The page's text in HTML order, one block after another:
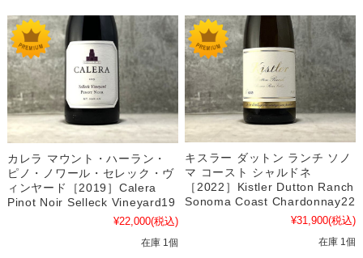
カレラ マウント・ハーラン・
ピノ・ノワール・セレック・ヴ
ィンヤード［2019］Calera
Pinot Noir Selleck Vineyard19
¥22,000(税込)
在庫 1個
キスラー ダットン ランチ ソノ
マ コースト シャルドネ
［2022］Kistler Dutton Ranch
Sonoma Coast Chardonnay22
¥31,900(税込)
在庫 1個